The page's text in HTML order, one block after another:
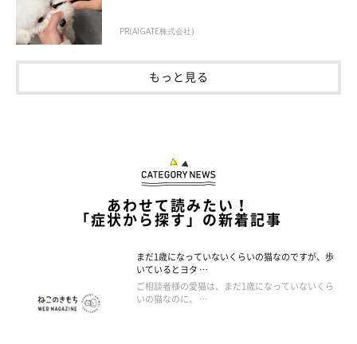
PR(AIGATE株式会社)
もっと見る
あわせて読みたい！
「症状から探す」の新着記事
まだ1歳になっていないくらいの猫なのですが、歩
いているとヨタ …
ご相談者様の愛猫は、まだ1歳になっていないくら
いの猫なのに、 …